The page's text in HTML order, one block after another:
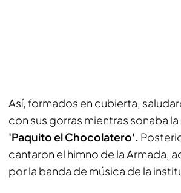
Así, formados en cubierta,
con sus gorras mientras sonaba
'Paquito el Chocolatero'.
cantaron el himno de la Armada,
por la banda de música de la